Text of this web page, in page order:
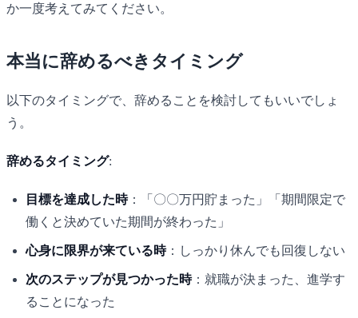
か一度考えてみてください。
本当に辞めるべきタイミング
以下のタイミングで、辞めることを検討してもいいでしょ
う。
辞めるタイミング:
目標を達成した時：「〇〇万円貯まった」「期間限定で
働くと決めていた期間が終わった」
心身に限界が来ている時：しっかり休んでも回復しない
次のステップが見つかった時：就職が決まった、進学す
ることになった